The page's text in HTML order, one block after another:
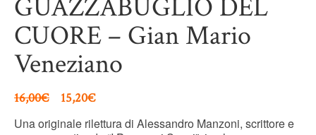
GUAZZABUGLIO DEL
CUORE – Gian Mario
Veneziano
16,00€ 15,20€
Una originale rilettura di Alessandro Manzoni, scrittore e